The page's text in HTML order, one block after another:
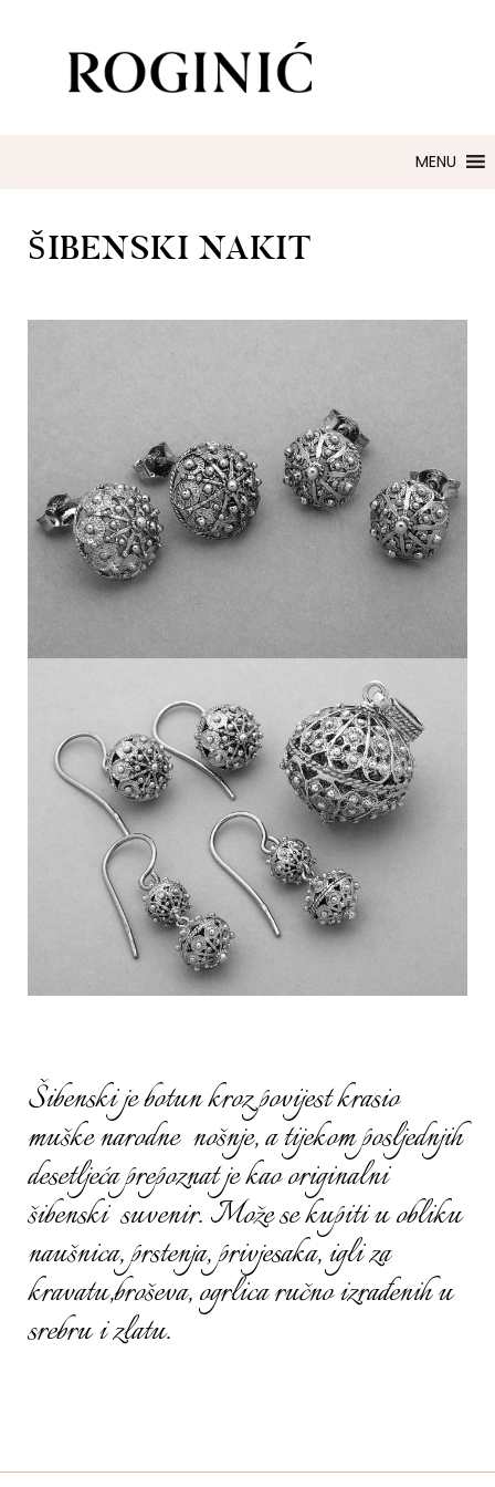
ZLATARNA ROGINIĆ
Zaručničko i vjenčano prstenje
MENU
ŠIBENSKI NAKIT
Šibenski je botun kroz povijest krasio
muške narodne nošnje, a tijekom posljednjih
desetljeća prepoznat je kao originalni
šibenski suvenir. Može se kupiti u obliku
naušnica, prstenja, privjesaka, igli za
kravatu,broševa, ogrlica ručno izrađenih u
srebru i zlatu.